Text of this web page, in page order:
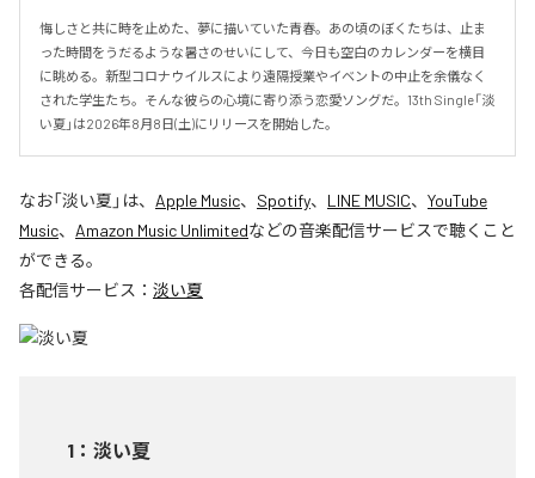
悔しさと共に時を止めた、夢に描いていた青春。あの頃のぼくたちは、止ま
った時間をうだるような暑さのせいにして、今日も空白のカレンダーを横目
に眺める。新型コロナウイルスにより遠隔授業やイベントの中止を余儀なく
された学生たち。そんな彼らの心境に寄り添う恋愛ソングだ。13th Single「淡
い夏」は2026年8月8日(土)にリリースを開始した。
なお「淡い夏 」は、 Apple Music、 Spotify、 LINE MUSIC、 YouTube
Music、 Amazon Music Unlimitedなどの音楽配信サービスで聴くこと
ができる。
各配信サービス： 淡い夏
1 ： 淡い夏